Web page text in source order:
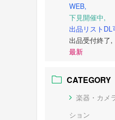
WEB,
下見開催中,
出品リストDL
出品受付終了,
最新
CATEGORY
楽器・カメ
ション